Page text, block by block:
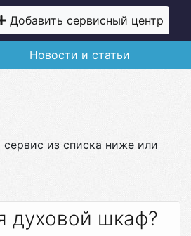
Добавить сервисный центр
Новости и статьи
из списка ниже или
духовой шкаф?